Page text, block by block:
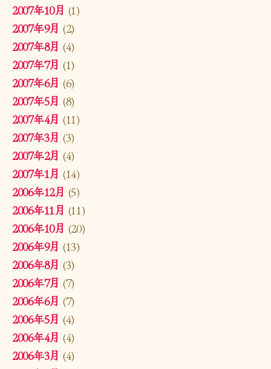
2007年10月 (1)
2007年9月 (2)
2007年8月 (4)
2007年7月 (1)
2007年6月 (6)
2007年5月 (8)
2007年4月 (11)
2007年3月 (3)
2007年2月 (4)
2007年1月 (14)
2006年12月 (5)
2006年11月 (11)
2006年10月 (20)
2006年9月 (13)
2006年8月 (3)
2006年7月 (7)
2006年6月 (7)
2006年5月 (4)
2006年4月 (4)
2006年3月 (4)